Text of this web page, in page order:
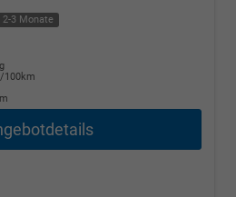
3 Monate
100km